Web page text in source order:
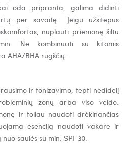
oda pripranta, galima didinti
per savaitę.. Jeigu užsitepus
nuplauti priemonę šiltu
Ne kombinuoti su kitomis
AHA/BHA rūgščių.
ir tonizavimo, tepti nedidelį
zonų arba viso veido.
ir toliau naudoti drėkinančias
esenciją naudoti vakare ir
saulės su min. SPF 30.